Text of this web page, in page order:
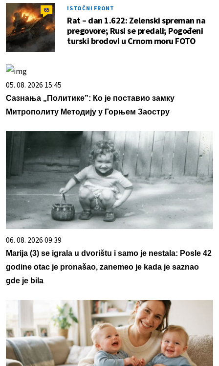
65 ISTOČNI FRONT
Rat – dan 1.622: Zelenski spreman na
pregovore; Rusi se predali; Pogođeni
turski brodovi u Crnom moru FOTO
05. 08. 2026 15:45
Сазнања „Политике”: Ко је поставио замку
Митрополиту Методију у Горњем Заостру
06. 08. 2026 09:39
Marija (3) se igrala u dvorištu i samo je nestala: Posle 42
godine otac je pronašao, zanemeo je kada je saznao
gde je bila